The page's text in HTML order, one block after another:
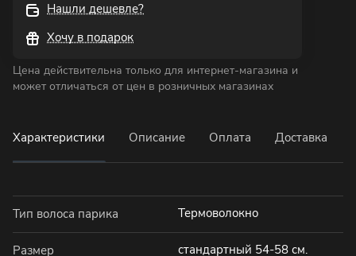
Нашли дешевле?
Хочу в подарок
Цена действительна только для интернет-магазина и
может отличаться от цен в розничных магазинах
Характеристики Описание Оплата Доставка
Тип волоса парика Термоволокно
Размер стандартный 54-58 см.